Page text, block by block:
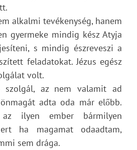
alkalmi tevékenység, hanem
gyermeke mindig kész Atyja
s mindig észreveszi a
feladatokat. Jézus egész
volt.
szolgál, az nem valamit ad
adta oda már előbb.
ilyen ember bármilyen
ha magamat odaadtam,
sem drága.